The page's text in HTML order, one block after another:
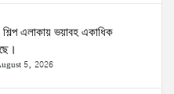
এলাকায় ভয়াবহ একাধিক
5, 2026